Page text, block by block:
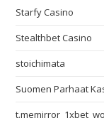
Starfy Casino
Stealthbet Casino
stoichimata
Suomen Parhaat